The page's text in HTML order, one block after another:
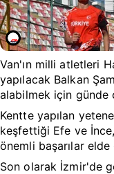
Van'ın milli atletleri
yapılacak Balkan
alabilmek için günde
Kentte yapılan
keşfettiği Efe ve
önemli başarılar elde
Son olarak İzmir'de